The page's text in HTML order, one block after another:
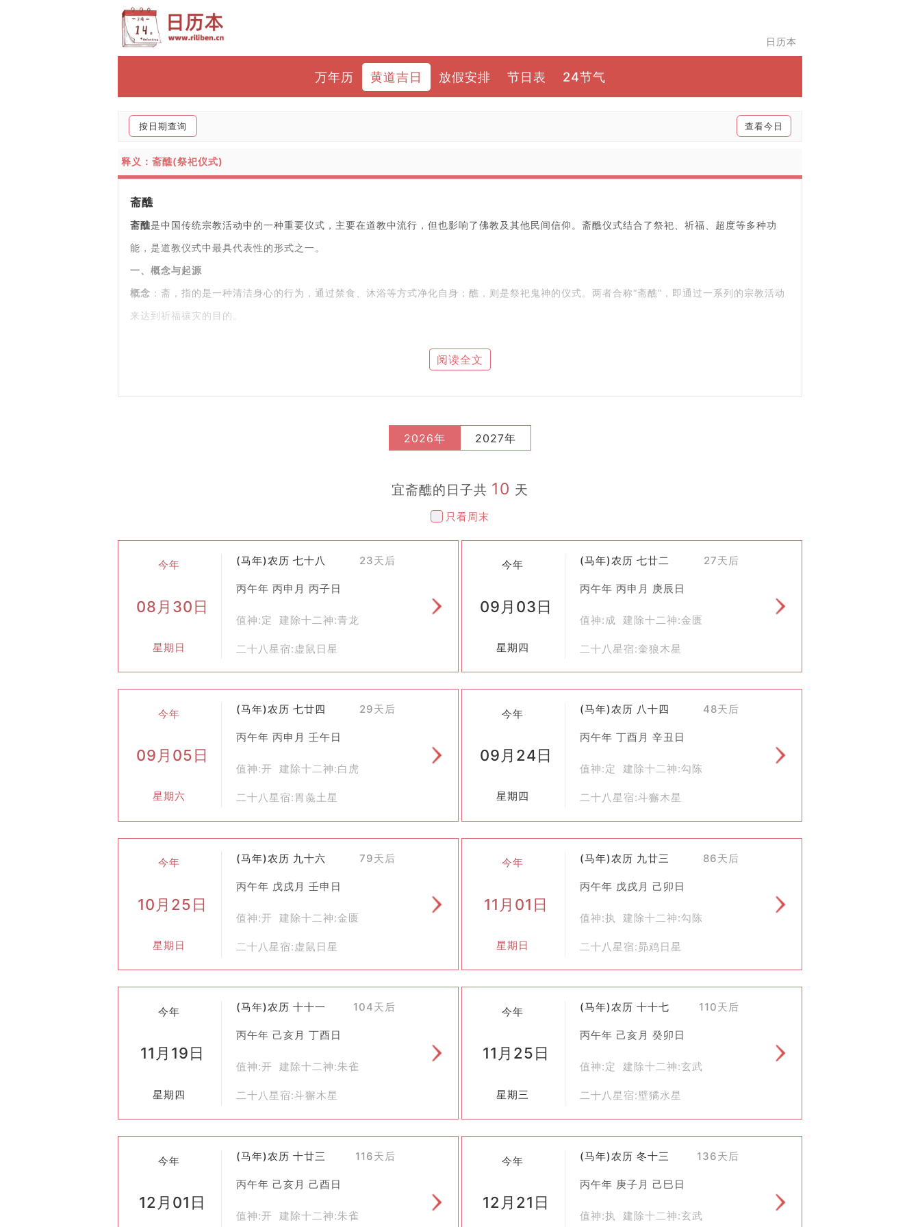
日历本
万年历 黄道吉日 放假安排 节日表 24节气
按日期查询 查看今日
释义：斋醮(祭祀仪式)
斋醮
斋醮是中国传统宗教活动中的一种重要仪式，主要在道教中流行，但也影响了佛教及其他民间信仰。斋醮仪式结合了祭祀、祈福、超度等多种功
能，是道教仪式中最具代表性的形式之一。
一、概念与起源
概念 ：斋，指的是一种清洁身心的行为，通过禁食、沐浴等方式净化自身；醮，则是祭祀鬼神的仪式。两者合称“斋醮”，即通过一系列的宗教活动
来达到祈福禳灾的目的。
：又称“天官赐福斋”，多在正月十五日举行，目的是祈求国家安宁、人民幸福。
：即“地官赦罪斋”，在七月十五日进行，主要用于超度亡灵、解救地狱中的苦难众生。
：广泛用于超度孤魂野鬼，不分时间地点，随时可举行。
祈福斋：以求得健康长寿、家庭和睦等福祉为目标。
三、仪式过程
斋醮仪式通常包括以下几个步骤：
设坛：选择合适的时间和地点建立祭坛，布置供品。
：向神灵敬献食物、香烛等物品，表达诚心。
：仪式结束时，再次诵读咒语，将神灵送回天界。
斋醮不仅是一种宗教活动，更蕴含着深厚的文化内涵：
它反映了中国人对于自然界的敬畏之心以及对祖先的尊敬之情。
五、现代社会的应用
尽管现代社会科学技术发达，但斋醮作为一种传统文化现象依然存在于某些地区，并且被赋予了新的时代意义。例如，在一些地方，斋醮已成为社
区居民共同参与的文化活动，促进了邻里之间的交流与和谐相处。
总之，斋醮作为中国悠久历史文化遗产的一部分，其丰富的内涵和独特的魅力使其至今仍具有重要的研究价值和社会意义。
阅读全文
2026年 2027年
宜斋醮的日子共 10 天
只看周末
今年
08月30日
星期日
(马年)农历 七十八 23天后
丙午年 丙申月 丙子日
值神:定 建除十二神:青龙
二十八星宿:虚鼠日星
今年
09月03日
星期四
(马年)农历 七廿二 27天后
丙午年 丙申月 庚辰日
值神:成 建除十二神:金匮
二十八星宿:奎狼木星
今年
09月05日
星期六
(马年)农历 七廿四 29天后
丙午年 丙申月 壬午日
值神:开 建除十二神:白虎
二十八星宿:胃彘土星
今年
09月24日
星期四
(马年)农历 八十四 48天后
丙午年 丁酉月 辛丑日
值神:定 建除十二神:勾陈
二十八星宿:斗獬木星
今年
10月25日
星期日
(马年)农历 九十六 79天后
丙午年 戊戌月 壬申日
值神:开 建除十二神:金匮
二十八星宿:虚鼠日星
今年
11月01日
星期日
(马年)农历 九廿三 86天后
丙午年 戊戌月 己卯日
值神:执 建除十二神:勾陈
二十八星宿:昴鸡日星
今年
11月19日
星期四
(马年)农历 十十一 104天后
丙午年 己亥月 丁酉日
值神:开 建除十二神:朱雀
二十八星宿:斗獬木星
今年
11月25日
星期三
(马年)农历 十十七 110天后
丙午年 己亥月 癸卯日
值神:定 建除十二神:玄武
二十八星宿:壁獝水星
今年
12月01日
(马年)农历 十廿三 116天后
丙午年 己亥月 己酉日
值神:开 建除十二神:朱雀
今年
12月21日
(马年)农历 冬十三 136天后
丙午年 庚子月 己巳日
值神:执 建除十二神:玄武